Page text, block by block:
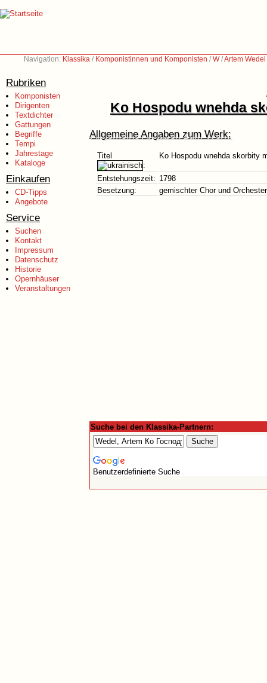
Navigation: Klassika / Komponistinnen und Komponisten /W/Artem
Rubriken
Komponisten
Dirigenten
Textdichter
Gattungen
Begriffe
Tempi
Jahrestage
Kataloge
Einkaufen
CD-Tipps
Angebote
Service
Suchen
Kontakt
Impressum
Datenschutz
Historie
Opernhäuser
Veranstaltungen
Ko Hospodu wnehda
Allgemeine Angaben zum Werk:
Titel
:
Ko Hospodu wnehda skorbity
Entstehungszeit: 1798
Besetzung:
gemischter Chor und Orchester
Suche bei den Klassika-Partnern:
Benutzerdefinierte Suche